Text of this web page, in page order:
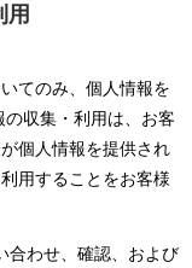
用
てのみ、個人情報を
収集・利用は、お客
個人情報を提供され
用することをお客様
合わせ、確認、および